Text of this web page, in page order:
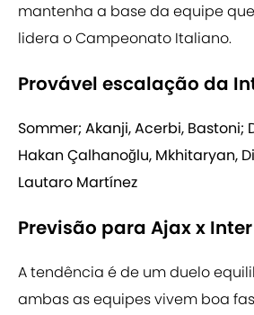
mantenha a base da equipe
lidera o Campeonato Italiano.
Provável escalação da
Sommer; Akanji, Acerbi, Bastoni;
Hakan Çalhanoğlu, Mkhitaryan,
Lautaro Martínez
Previsão para Ajax x
A tendência é de um duelo
ambas as equipes vivem boa